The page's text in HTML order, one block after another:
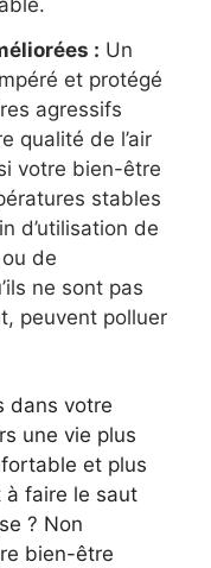
: Un
et protégé
agressifs
qualité de l’air
votre bien-être
stables
d’utilisation de
de
ne sont pas
peuvent polluer
dans votre
une vie plus
et plus
à faire le saut
? Non
bien-être